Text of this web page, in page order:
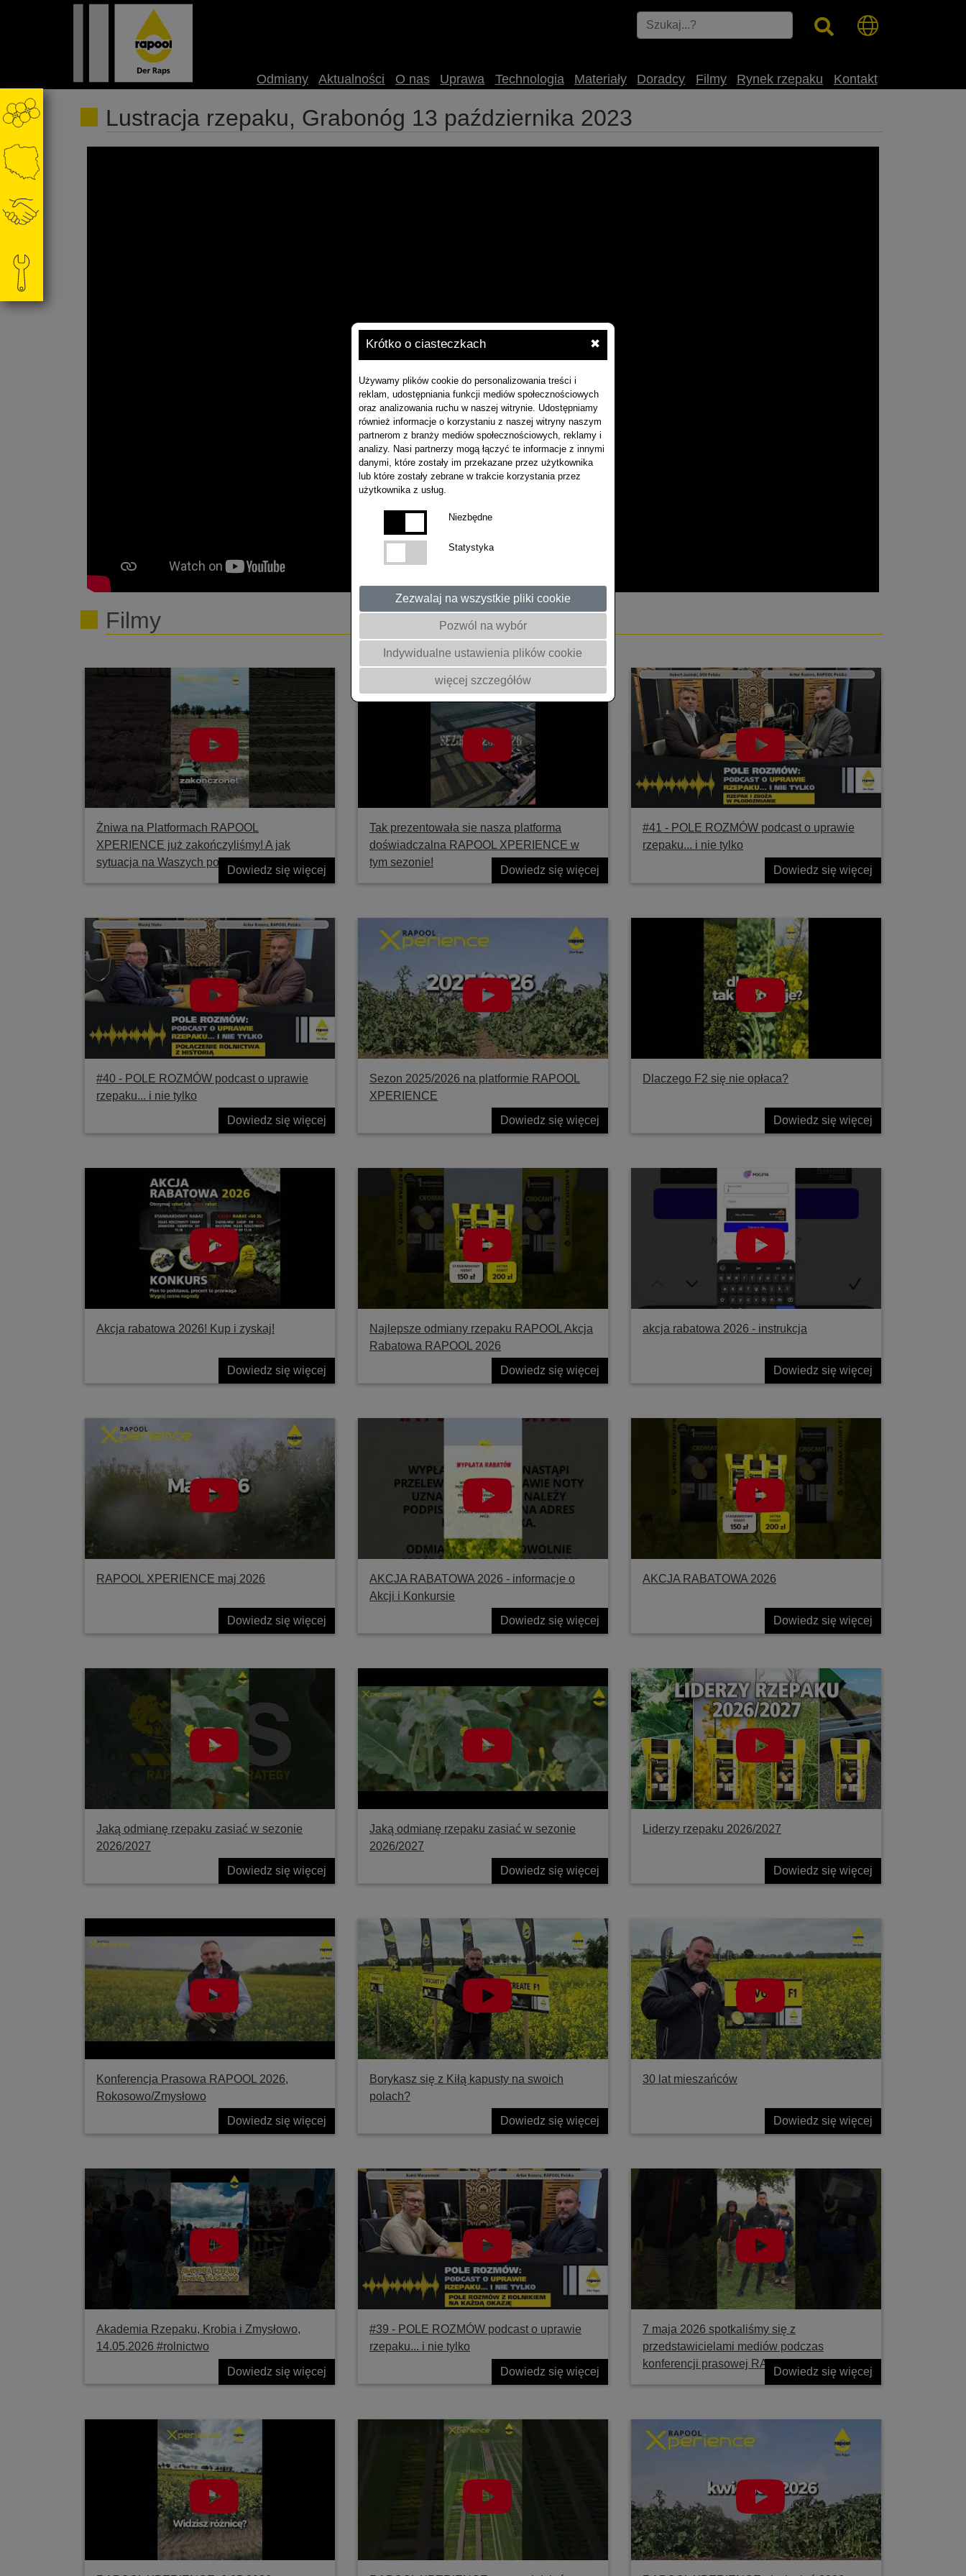
Krótko o ciasteczkach ✖
Używamy plików cookie do personalizowania treści i
reklam, udostępniania funkcji mediów społecznościowych
oraz analizowania ruchu w naszej witrynie. Udostępniamy
również informacje o korzystaniu z naszej witryny naszym
partnerom z branży mediów społecznościowych, reklamy i
analizy. Nasi partnerzy mogą łączyć te informacje z innymi
danymi, które zostały im przekazane przez użytkownika
lub które zostały zebrane w trakcie korzystania przez
użytkownika z usług.
Niezbędne
Statystyka
Zezwalaj na wszystkie pliki cookie
Pozwól na wybór
Indywidualne ustawienia plików cookie
więcej szczegółów
Odmiany Aktualności O nas Uprawa Technologia Materiały Doradcy Filmy Rynek rzepaku Kontakt
Lustracja rzepaku, Grabonóg 13 października 2023
Filmy
Żniwa na Platformach RAPOOL
XPERIENCE już zakończyliśmy! A jak
sytuacja na Waszych polach?
Dowiedz się więcej
Tak prezentowała sie nasza platforma
doświadczalna RAPOOL XPERIENCE w
tym sezonie!
Dowiedz się więcej
#41 ‐ POLE ROZMÓW podcast o uprawie
rzepaku... i nie tylko
Dowiedz się więcej
#40 ‐ POLE ROZMÓW podcast o uprawie
rzepaku... i nie tylko
Dowiedz się więcej
Sezon 2025/2026 na platformie RAPOOL
XPERIENCE
Dowiedz się więcej
Dlaczego F2 się nie opłaca?
Dowiedz się więcej
Akcja rabatowa 2026! Kup i zyskaj!
Dowiedz się więcej
Najlepsze odmiany rzepaku RAPOOL Akcja
Rabatowa RAPOOL 2026
Dowiedz się więcej
akcja rabatowa 2026 - instrukcja
Dowiedz się więcej
RAPOOL XPERIENCE maj 2026
Dowiedz się więcej
AKCJA RABATOWA 2026 - informacje o
Akcji i Konkursie
Dowiedz się więcej
AKCJA RABATOWA 2026
Dowiedz się więcej
Jaką odmianę rzepaku zasiać w sezonie
2026/2027
Dowiedz się więcej
Jaką odmianę rzepaku zasiać w sezonie
2026/2027
Dowiedz się więcej
Liderzy rzepaku 2026/2027
Dowiedz się więcej
Konferencja Prasowa RAPOOL 2026,
Rokosowo/Zmysłowo
Dowiedz się więcej
Borykasz się z Kiłą kapusty na swoich
polach?
Dowiedz się więcej
30 lat mieszańców
Dowiedz się więcej
Akademia Rzepaku, Krobia i Zmysłowo,
14.05.2026 #rolnictwo
Dowiedz się więcej
#39 ‐ POLE ROZMÓW podcast o uprawie
rzepaku... i nie tylko
Dowiedz się więcej
7 maja 2026 spotkaliśmy się z
przedstawicielami mediów podczas
konferencji prasowej RAPOOL
Dowiedz się więcej